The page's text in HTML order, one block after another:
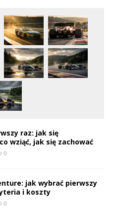
raz: jak się
wziąć, jak się zachować
0
jak wybrać pierwszy
i koszty
0